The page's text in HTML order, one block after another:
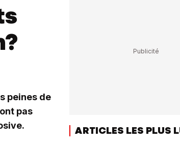
peines de
pas
ARTICLES LES PLUS